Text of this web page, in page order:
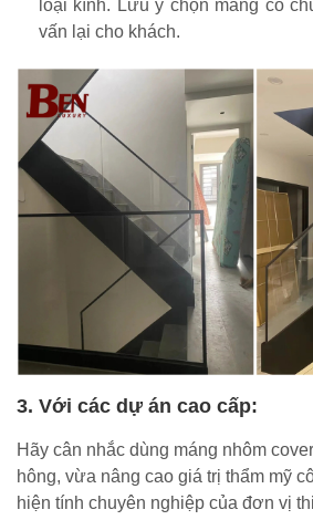
loại kính. Lưu ý chọn máng có
vấn lại cho khách.
3. Với các dự án cao cấp:
Hãy cân nhắc dùng máng nhôm
hông, vừa nâng cao giá trị thẩm mỹ
hiện tính chuyên nghiệp của đơn vị